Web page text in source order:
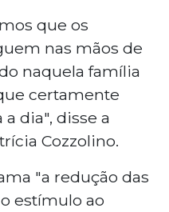
que os
nas mãos de
naquela família
certamente
dia", disse a
Cozzolino.
"a redução das
estímulo ao